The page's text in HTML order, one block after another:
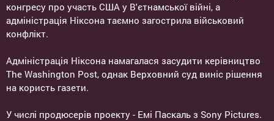
конгресу про участь США у В'єтнамської війні, а
адміністрація Ніксона таємно загострила військовий
конфлікт.
Адміністрація Ніксона намагалася засудити керівництво
The Washington Post, однак Верховний суд виніс рішення
на користь газети.
У числі продюсерів проекту - Емі Паскаль з Sony Pictures.